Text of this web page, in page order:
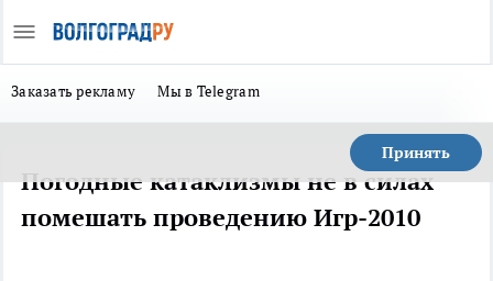
Заказать рекламу Мы в Telegram
Принять
Погодные катаклизмы не в силах
помешать проведению Игр-2010